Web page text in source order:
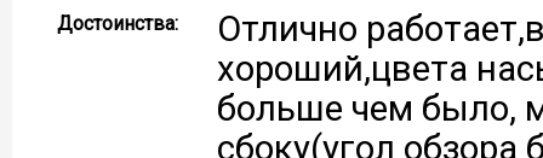
Достоинства:
Отлично
хороший,цвета
больше чем было,
сбоку(угол обзора